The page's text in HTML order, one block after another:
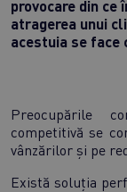
provocare din ce
atragerea unui
acestuia se face
Preocupările
competitivă se
vânzărilor și pe
Există soluția